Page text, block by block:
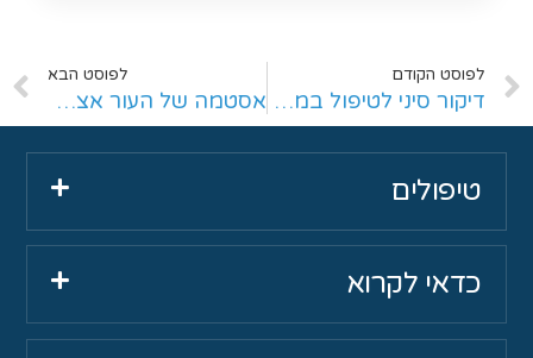
לפוסט הקודם
דיקור סיני לטיפול במחלות עור
לפוסט הבא
אסטמה של העור אצל מבוגרים
טיפולים
כדאי לקרוא